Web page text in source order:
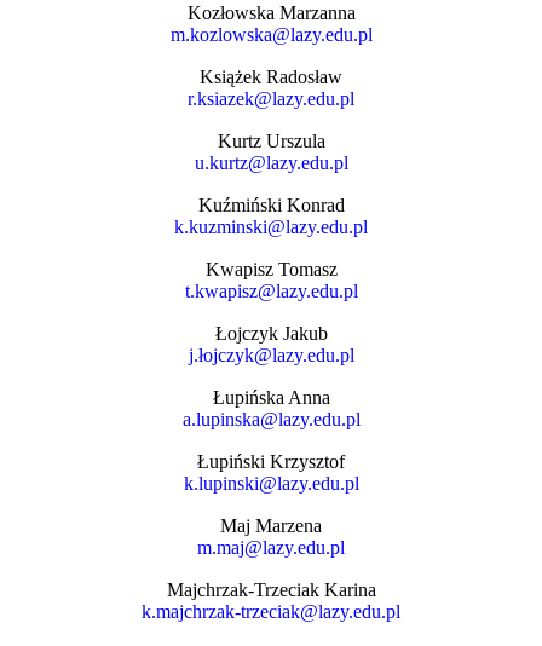
Kozłowska Marzanna
m.kozlowska@lazy.edu.pl
Książek Radosław
r.ksiazek@lazy.edu.pl
Kurtz Urszula
u.kurtz@lazy.edu.pl
Kuźmiński Konrad
k.kuzminski@lazy.edu.pl
Kwapisz Tomasz
t.kwapisz@lazy.edu.pl
Łojczyk Jakub
j.łojczyk@lazy.edu.pl
Łupińska Anna
a.lupinska@lazy.edu.pl
Łupiński Krzysztof
k.lupinski@lazy.edu.pl
Maj Marzena
m.maj@lazy.edu.pl
Majchrzak-Trzeciak Karina
k.majchrzak-trzeciak@lazy.edu.pl